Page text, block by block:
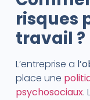
risques
travail ?
L’entreprise a
place une
psychosociaux.